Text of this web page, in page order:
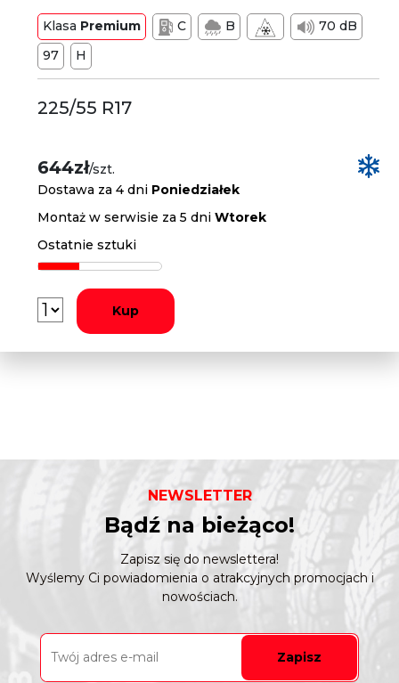
Klasa Premium C B
70 dB
97
H
225/55 R17
644zł/szt.
Dostawa za 4 dni Poniedziałek
Montaż w serwisie za 5 dniWtorek
Ostatnie sztuki
Kup
NEWSLETTER
Bądź na bieżąco!
Zapisz się do newslettera!
Wyślemy Ci powiadomienia o atrakcyjnych promocjach i
nowościach.
Zapisz